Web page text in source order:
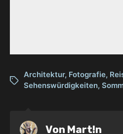
Architektur, Fotografie,
Sehenswürdigkeiten,
Von Mart!n